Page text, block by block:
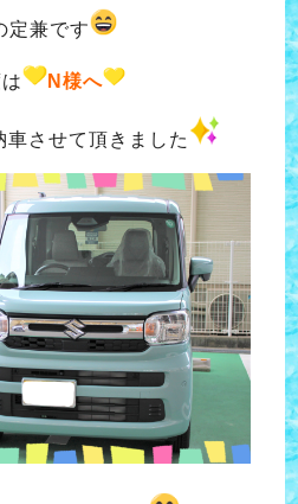
定兼です
N様へ
車させて頂きました